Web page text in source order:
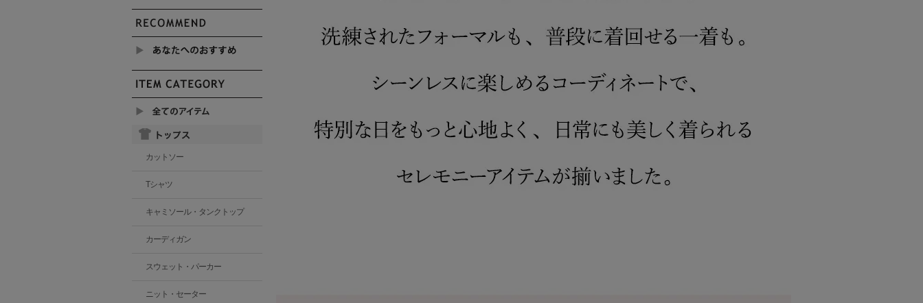
カットソー
Tシャツ
キャミソール・タンクトップ
カーディガン
スウェット・パーカー
ニット・セーター